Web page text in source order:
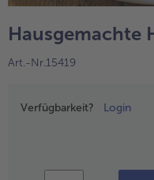
alle Obst
alle Süße Vielfalt
Confiserie &
Hausgemachte
Art.-Nr.15419
Preisangabe
Verfügbarkeit? Login